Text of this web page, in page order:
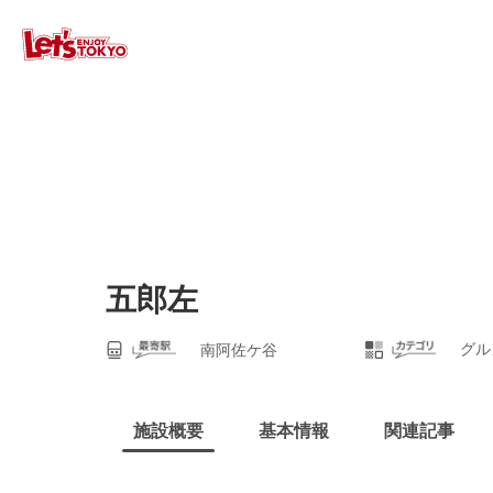
五郎左
南阿佐ケ谷 グ
施設概要 基本情報 関連記事